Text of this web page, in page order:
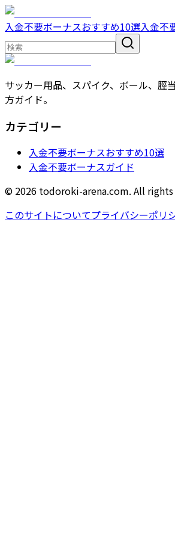
入金不要ボーナスおすすめ10選入金不
サッカー用品、スパイク、ボール、脛
方ガイド。
カテゴリー
入金不要ボーナスおすすめ10選
入金不要ボーナスガイド
© 2026 todoroki-arena.com. All rights
このサイトについてプライバシーポリ